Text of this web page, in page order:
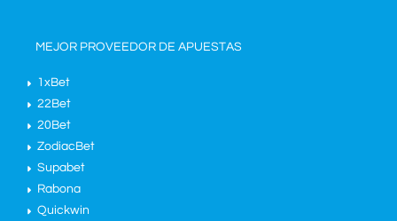
MEJOR PROVEEDOR DE APUESTAS
1xBet
22Bet
20Bet
ZodiacBet
Supabet
Rabona
Quickwin